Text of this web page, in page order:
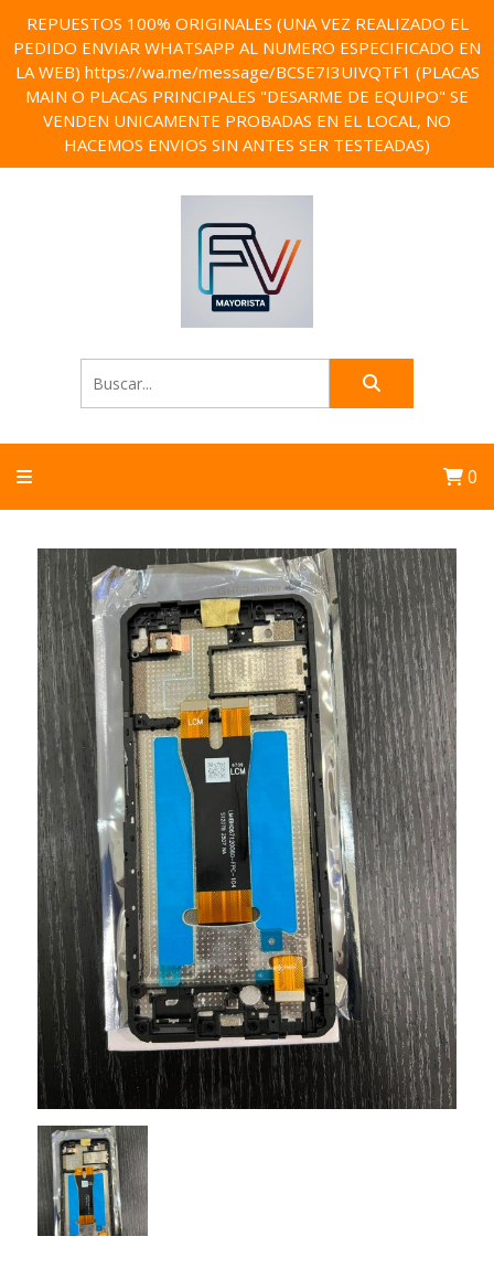
REPUESTOS 100% ORIGINALES (UNA VEZ REALIZADO EL
PEDIDO ENVIAR WHATSAPP AL NUMERO ESPECIFICADO EN
LA WEB) https://wa.me/message/BCSE7I3UIVQTF1 (PLACAS
MAIN O PLACAS PRINCIPALES "DESARME DE EQUIPO" SE
VENDEN UNICAMENTE PROBADAS EN EL LOCAL, NO
HACEMOS ENVIOS SIN ANTES SER TESTEADAS)
0